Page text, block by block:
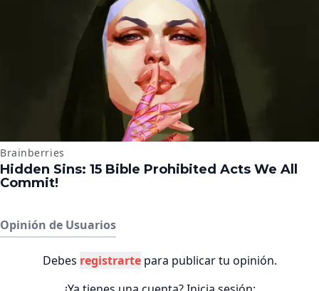
Opinión de Usuarios
Debes registrartepara publicar tu opinión.